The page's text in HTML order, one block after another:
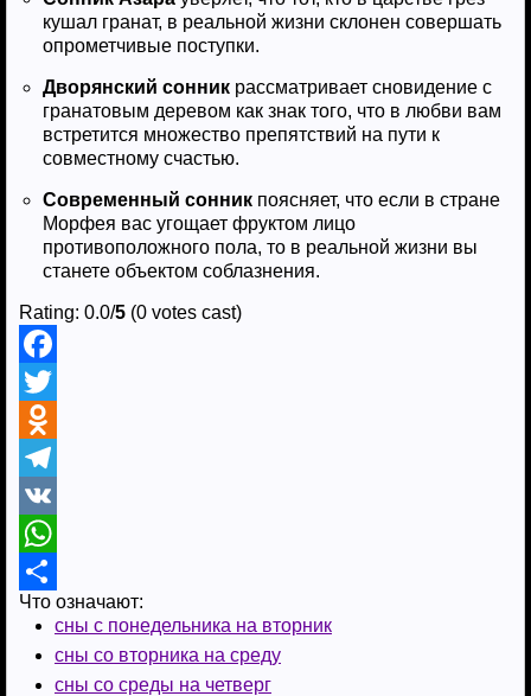
кушал гранат, в реальной жизни склонен совершать
опрометчивые поступки.
Дворянский сонник рассматривает сновидение с
гранатовым деревом как знак того, что в любви вам
встретится множество препятствий на пути к
совместному счастью.
Современный сонник поясняет, что если в стране
Морфея вас угощает фруктом лицо
противоположного пола, то в реальной жизни вы
станете объектом соблазнения.
Rating: 0.0/5 (0 votes cast)
F
a
c
e
b
o
o
T
w
e
O
d
n
o
k
T
e
e
V
K
W
h
О
Что означают:
сны с понедельника на вторник
сны со вторника на среду
сны со среды на четверг